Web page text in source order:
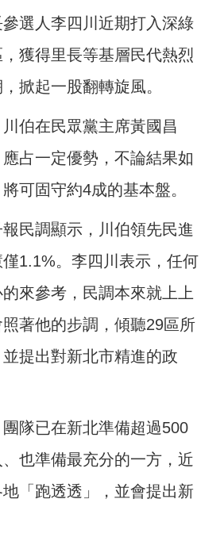
選人李四川近期打入深綠
獲得里長等基層民代熱烈
掀起一股翻轉旋風。
伯在民眾黨主席黃國昌
應占一定優勢，不論結果如
可固守約4成的基本盤。
民調顯示，川伯領先民進
1.1%。李四川表示，任何
來參考，民調本來就上上
著他的步調，傾聽29區所
提出對新北市精進的政
隊已在新北準備超過500
也準備最充分的一方，近
「跑透透」，並會提出新